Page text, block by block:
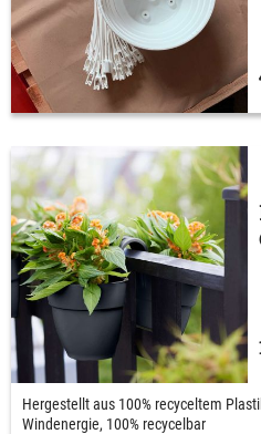
Hergestellt aus 100% recyceltem
Windenergie, 100% recycelbar